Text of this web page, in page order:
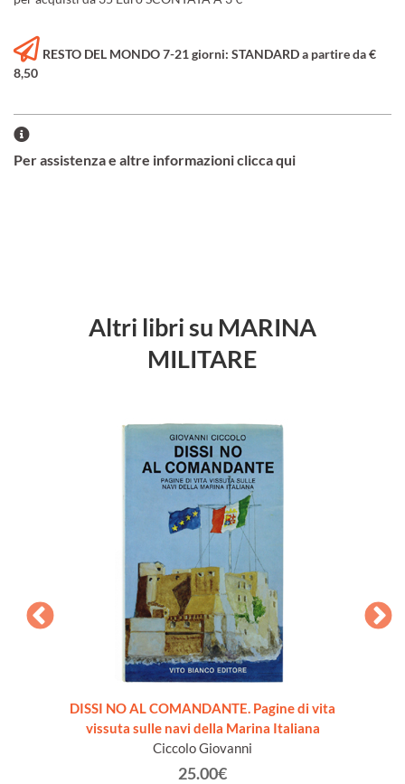
RESTO DEL MONDO 7-21 giorni: STANDARD a partire da €
8,50
Per assistenza e altre informazioni clicca qui
Altri libri su MARINA
MILITARE
DISSI NO AL COMANDANTE. Pagine di vita
vissuta sulle navi della Marina Italiana
Ciccolo Giovanni
25.00€